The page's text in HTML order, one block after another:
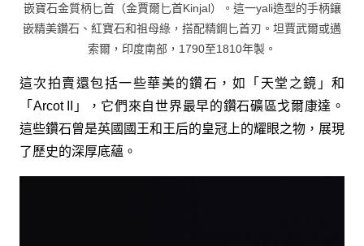
嵌寶石金質柄匕首（金賈爾匕首Kinjal）。這一yali造型的手柄鑲
嵌精美鑽石、紅寶石和祖母綠，搭配精鋼匕首刃。坦賈武爾或邁
索爾，印度南部，1790至1810年製。
這次拍賣還包括一些華美的鑽石，如「天堂之鏡」和
「Arcot II」，它們來自世界最早的鑽石礦區戈爾康達。
這些鑽石曾是英國國王和王后的皇冠上的耀眼之物，展現
了歷史的深厚底蘊。